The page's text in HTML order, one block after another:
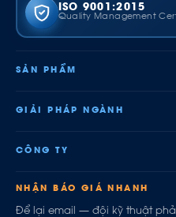
ISO 9001:2015
Quality Management
SẢN PHẨM
GIẢI PHÁP NGÀNH
CÔNG TY
NHẬN BÁO GIÁ NHANH
Để lại email — đội kỹ thuật